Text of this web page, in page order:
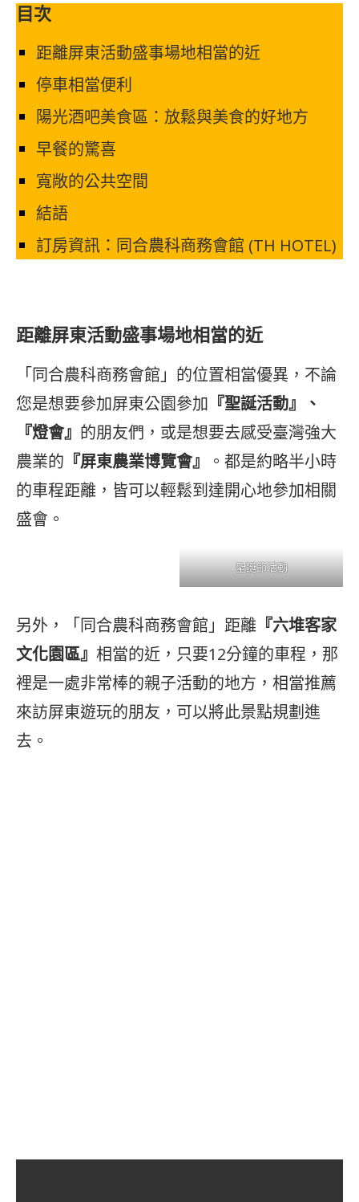
目次
距離屏東活動盛事場地相當的近
停車相當便利
陽光酒吧美食區：放鬆與美食的好地方
早餐的驚喜
寬敞的公共空間
結語
訂房資訊：同合農科商務會館 (TH HOTEL)
距離屏東活動盛事場地相當的近
「同合農科商務會館」的位置相當優異，不論
您是想要參加屏東公園參加 『聖誕活動』、
『燈會』 的朋友們，或是想要去感受臺灣強大
農業的 『屏東農業博覽會』
。都是約略半小時
的車程距離，皆可以輕鬆到達開心地參加相關
盛會。
聖誕節活動
另外，「同合農科商務會館」距離 『六堆客家
文化園區』 相當的近，只要12分鐘的車程，那
裡是一處非常棒的親子活動的地方，相當推薦
來訪屏東遊玩的朋友，可以將此景點規劃進
去。